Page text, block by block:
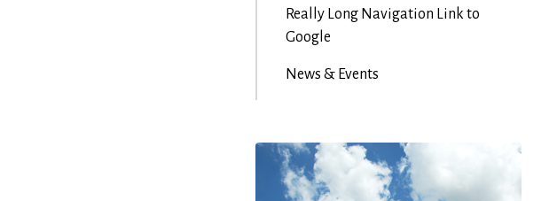
Really Long Navigation Link to
Google
News & Events